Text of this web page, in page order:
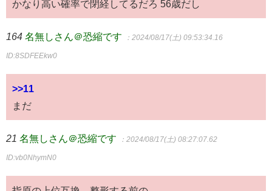
かなり高い確率で閉経してるだろ 56歳だし
164 名無しさん＠恐縮です ：2024/08/17(土) 09:53:34.16
ID:8SDFEEkw0
>>11
まだ
21 名無しさん＠恐縮です ：2024/08/17(土) 08:27:07.62
ID:vb0NhymN0